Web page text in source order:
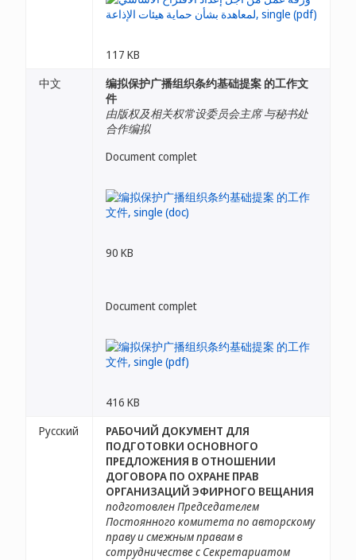
117 KB
中文
编拟保护广播组织条约基础提案 的工作文
件
由版权及相关权常设委员会主席 与秘书处
合作编拟
Document complet
90 KB
Document complet
416 KB
Русский
РАБОЧИЙ ДОКУМЕНТ ДЛЯ
ПОДГОТОВКИ ОСНОВНОГО
ПРЕДЛОЖЕНИЯ В ОТНОШЕНИИ
ДОГОВОРА ПО ОХРАНЕ ПРАВ
ОРГАНИЗАЦИЙ ЭФИРНОГО ВЕЩАНИЯ
подготовлен Председателем
Постоянного комитета по авторскому
праву и смежным правам в
сотрудничестве с Секретариатом